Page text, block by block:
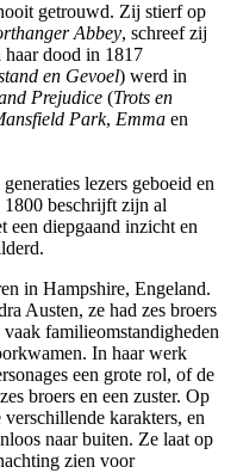
getrouwd. Zij stierf op
Abbey, schreef zij
dood in 1817
en Gevoel) werd in
Prejudice (Trots en
Park, Emma en
lezers geboeid en
1800 beschrijft zijn al
een diepgaand inzicht en
in Hampshire, Engeland.
Austen, ze had zes broers
familieomstandigheden
In haar werk
een grote rol, of de
broers en een zuster. Op
karakters, en
naar buiten. Ze laat op
zien voor